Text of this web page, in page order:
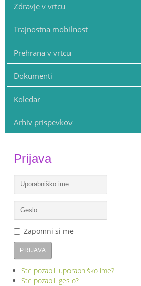
Zdravje v vrtcu
Trajnostna mobilnost
Prehrana v vrtcu
Dokumenti
Koledar
Arhiv prispevkov
Prijava
Zapomni si me
PRIJAVA
Ste pozabili uporabniško ime?
Ste pozabili geslo?